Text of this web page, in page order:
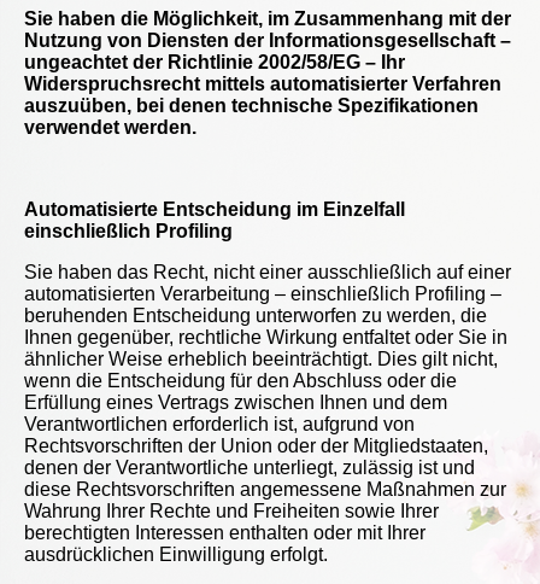
Sie haben die Möglichkeit, im Zusammenhang mit der
Nutzung von Diensten der Informationsgesellschaft –
ungeachtet der Richtlinie 2002/58/EG – Ihr
Widerspruchsrecht mittels automatisierter Verfahren
auszuüben, bei denen technische Spezifikationen
verwendet werden.
Automatisierte Entscheidung im Einzelfall
einschließlich Profiling
Sie haben das Recht, nicht einer ausschließlich auf einer
automatisierten Verarbeitung – einschließlich Profiling –
beruhenden Entscheidung unterworfen zu werden, die
Ihnen gegenüber, rechtliche Wirkung entfaltet oder Sie in
ähnlicher Weise erheblich beeinträchtigt. Dies gilt nicht,
wenn die Entscheidung für den Abschluss oder die
Erfüllung eines Vertrags zwischen Ihnen und dem
Verantwortlichen erforderlich ist, aufgrund von
Rechtsvorschriften der Union oder der Mitgliedstaaten,
denen der Verantwortliche unterliegt, zulässig ist und
diese Rechtsvorschriften angemessene Maßnahmen zur
Wahrung Ihrer Rechte und Freiheiten sowie Ihrer
berechtigten Interessen enthalten oder mit Ihrer
ausdrücklichen Einwilligung erfolgt.